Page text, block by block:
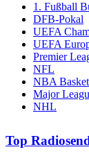
1. Fußball
DFB-Pokal
UEFA
UEFA
Premier
NFL
NBA
Major
NHL
Top